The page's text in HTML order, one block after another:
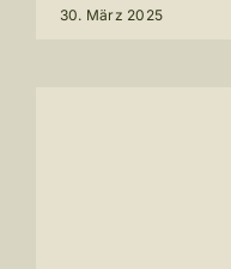
30. März 2025